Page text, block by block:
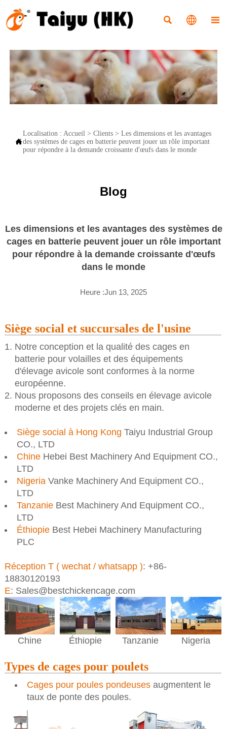
  

Localisation : Accueil > Clients> Les dimensions et les avantages
des systèmes de cages en batterie peuvent jouer un rôle important
pour répondre à la demande croissante d'œufs dans le monde
Blog
Les dimensions et les avantages des systèmes de
cages en batterie peuvent jouer un rôle important
pour répondre à la demande croissante d'œufs
dans le monde
Heure :Jun 13, 2025
Siège social et succursales de l'usine
Notre conception et la qualité des cages en
batterie pour volailles et des équipements
d'élevage avicole sont conformes à la norme
européenne.
Nous proposons des conseils en élevage avicole
moderne et des projets clés en main.
Siège social à Hong Kong Taiyu Industrial Group
CO., LTD
ChineHebei Best Machinery And Equipment CO.,
LTD
NigeriaVanke Machinery And Equipment CO.,
LTD
TanzanieBest Machinery And Equipment CO.,
LTD
ÉthiopieBest Hebei Machinery Manufacturing
PLC
Réception T ( wechat / whatsapp ): +86-
18830120193
E: Sales@bestchickencage.com
Chine Éthiopie Tanzanie Nigeria
Types de cages pour poulets
Cages pour poules pondeusesaugmentent le
taux de ponte des poules.